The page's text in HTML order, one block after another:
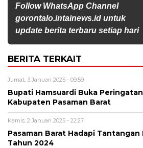
Follow WhatsApp Channel
gorontalo.intainews.id untuk
update berita terbaru setiap hari
BERITA TERKAIT
Jumat, 3 Januari 2025 - 09:59
Bupati Hamsuardi Buka
Kabupaten Pasaman Barat
Kamis, 2 Januari 2025 - 22:27
Pasaman Barat Hadapi
Tahun 2024